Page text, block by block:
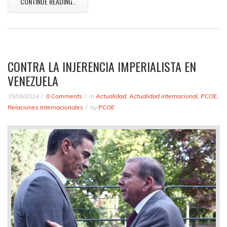
CONTRA LA INJERENCIA IMPERIALISTA EN
VENEZUELA
15/09/2024 0 Comments in Actualidad Actualidad internacional PCOE
Relaciones Internacionales
by PCOE